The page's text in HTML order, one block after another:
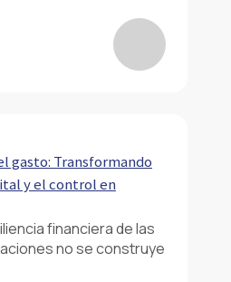
gasto: Transformando
y el control en
financiera de las
no se construye